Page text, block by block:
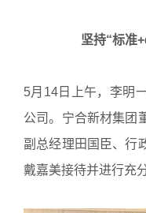
坚持“标准
5月14日上午，李明
公司。宁合新材集团
副总经理田国臣、行
戴嘉美接待并进行充